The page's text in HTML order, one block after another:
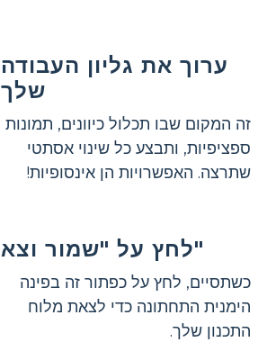
ערוך את גליון העבודה
שלך
זה המקום שבו תכלול כיוונים, תמונות
ספציפיות, ותבצע כל שינוי אסתטי
שתרצה. האפשרויות הן אינסופיות!
לחץ על "שמור וצא"
כשתסיים, לחץ על כפתור זה בפינה
הימנית התחתונה כדי לצאת מלוח
התכנון שלך.